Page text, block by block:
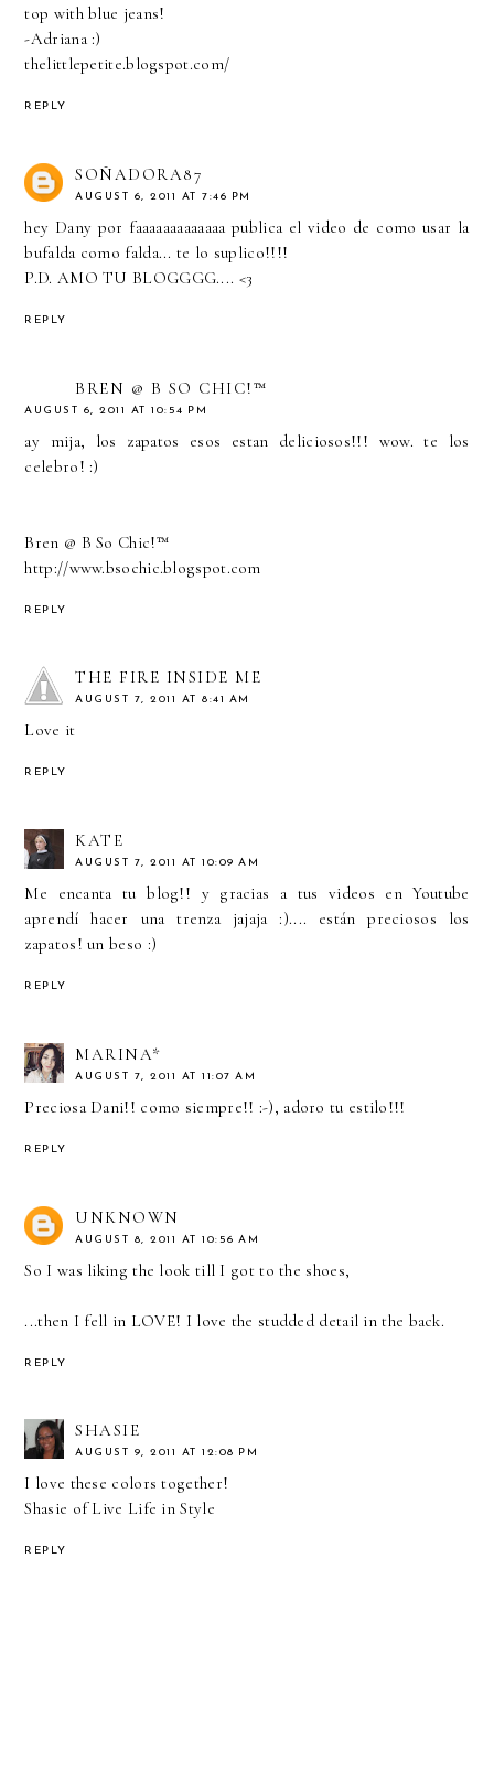
top with blue jeans!
-Adriana :)
thelittlepetite.blogspot.com/
REPLY
SOÑADORA87
AUGUST 6, 2011 AT 7:46 PM
hey Dany por faaaaaaaaaaaaa publica el video de como usar la
bufalda como falda... te lo suplico!!!!
P.D. AMO TU BLOGGGG.... <3
REPLY
BREN @ B SO CHIC!™
AUGUST 6, 2011 AT 10:54 PM
ay mija, los zapatos esos estan deliciosos!!! wow. te los
celebro! :)
Bren @ B So Chic!™
http://www.bsochic.blogspot.com
REPLY
THE FIRE INSIDE ME
AUGUST 7, 2011 AT 8:41 AM
Love it
REPLY
KATE
AUGUST 7, 2011 AT 10:09 AM
Me encanta tu blog!! y gracias a tus videos en Youtube
aprendí hacer una trenza jajaja :).... están preciosos los
zapatos! un beso :)
REPLY
MARINA*
AUGUST 7, 2011 AT 11:07 AM
Preciosa Dani!! como siempre!! :-), adoro tu estilo!!!
REPLY
UNKNOWN
AUGUST 8, 2011 AT 10:56 AM
So I was liking the look till I got to the shoes,
...then I fell in LOVE! I love the studded detail in the back.
REPLY
SHASIE
AUGUST 9, 2011 AT 12:08 PM
I love these colors together!
Shasie ofLive Life in Style
REPLY